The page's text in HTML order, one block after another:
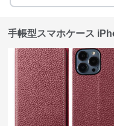
手帳型スマホケース